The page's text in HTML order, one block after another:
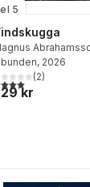
5
, 2026
utav 5 stjärnor.
(2)
kr